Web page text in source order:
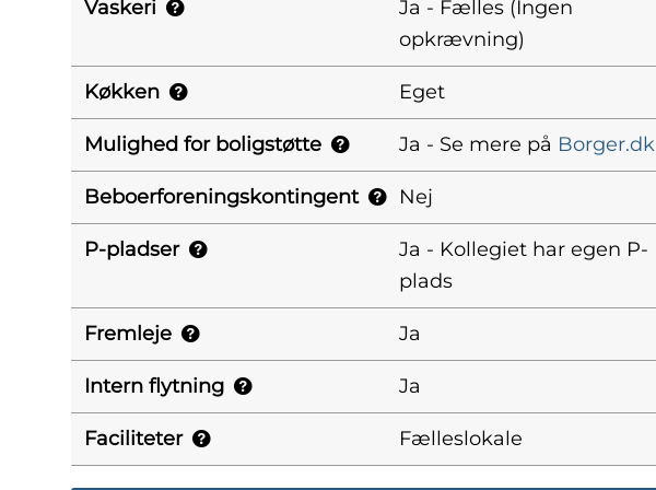
Vaskeri
Ja - Fælles (Ingen
opkrævning)
Køkken Eget
Mulighed for boligstøtte Ja - Se mere på Borger.dk
Beboerforeningskontingent Nej
P-pladser
Ja - Kollegiet har egen P-
plads
Fremleje Ja
Intern flytning Ja
Faciliteter Fælleslokale